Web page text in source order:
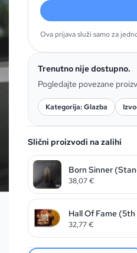
Ova prijava služi samo za
Trenutno nije dostupno.
Pogledajte povezane
Kategorija: Glazba
Slični proizvodi na zalihi
Born Sinner
38,07€
Hall Of Fame
32,77€